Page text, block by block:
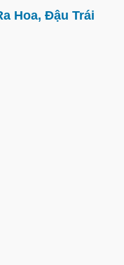
Hoa, Đậu Trái